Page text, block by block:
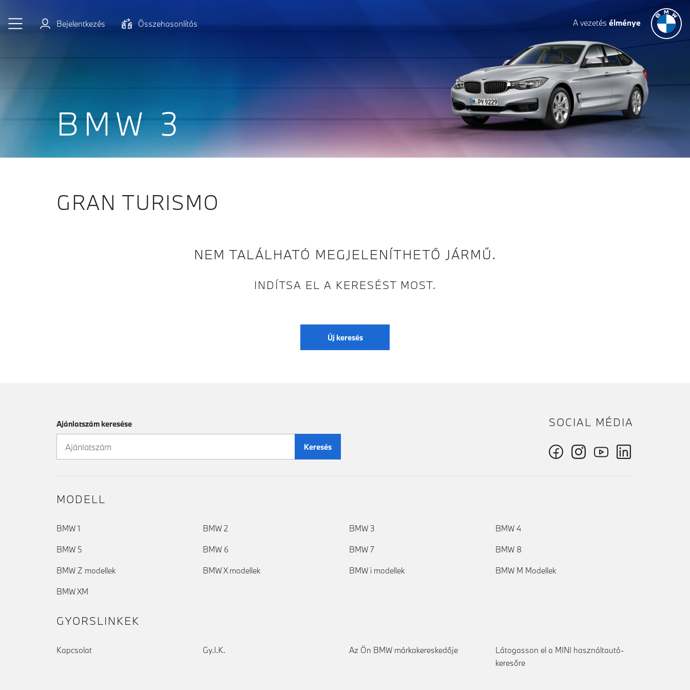
Bejelentkezés
Összehasonlítás A vezetés élménye
BMW 3
GRAN TURISMO
NEM TALÁLHATÓ MEGJELENÍTHETŐ JÁRMŰ.
INDÍTSA EL A KERESÉST MOST.
Új keresés
Ajánlatszám keresése
Keresés
SOCIAL MÉDIA
MODELL
BMW 1 BMW 2 BMW 3 BMW 4
BMW 5 BMW 6 BMW 7 BMW 8
BMW Z modellek BMW X modellek BMW i modellek BMW M Modellek
BMW XM
GYORSLINKEK
Kapcsolat Gy.I.K. Az Ön BMW márkakereskedője
Látogasson el a MINI használtautó-
keresőre